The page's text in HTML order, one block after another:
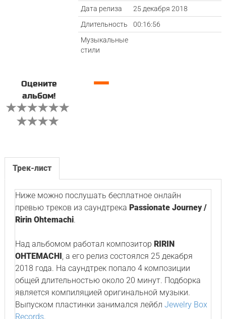
Дата релиза
25 декабря 2018
Длительность
00:16:56
Музыкальные
стили
Оцените
альбом!
—
Трек-лист
Ниже можно послушать бесплатное онлайн
превью треков из саундтрека Passionate Journey /
Ririn Ohtemachi.
Над альбомом работал композитор RIRIN
OHTEMACHI, а его релиз состоялся 25 декабря
2018 года. На саундтрек попало 4 композиции
общей длительностью около 20 минут. Подборка
является компиляцией оригинальной музыки.
Выпуском пластинки занимался лейбл Jewelry Box
Records.